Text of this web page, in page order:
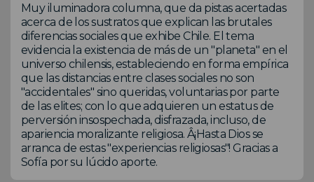
Muy iluminadora columna, que da pistas acertadas
acerca de los sustratos que explican las brutales
diferencias sociales que exhibe Chile. El tema
evidencia la existencia de más de un "planeta" en el
universo chilensis, estableciendo en forma empírica
que las distancias entre clases sociales no son
"accidentales" sino queridas, voluntarias por parte
de las elites; con lo que adquieren un estatus de
perversión insospechada, disfrazada, incluso, de
apariencia moralizante religiosa. Â¡Hasta Dios se
arranca de estas "experiencias religiosas"! Gracias a
Sofía por su lúcido aporte.